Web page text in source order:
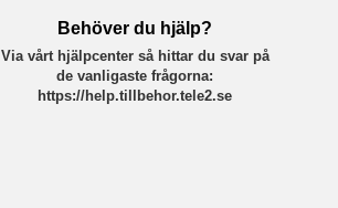
Behöver du hjälp?
Via vårt hjälpcenter så hittar du svar på
de vanligaste frågorna:
https://help.tillbehor.tele2.se